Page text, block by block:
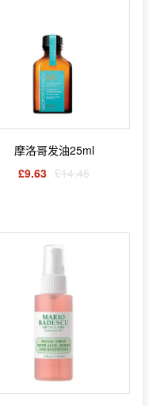
摩洛哥发油25ml
£9.63 £14.45